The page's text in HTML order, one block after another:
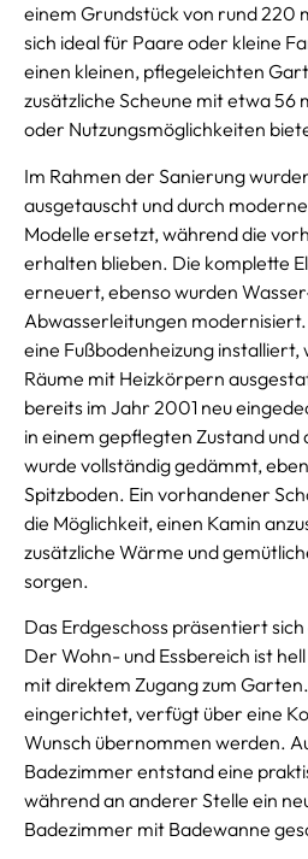
einem Grundstück von rund 220
sich ideal für Paare oder kleine
einen kleinen, pflegeleichten
zusätzliche Scheune mit etwa 56
oder Nutzungsmöglichkeiten
Im Rahmen der Sanierung
ausgetauscht und durch
Modelle ersetzt, während die
erhalten blieben. Die komplette
erneuert, ebenso wurden
Abwasserleitungen
eine Fußbodenheizung
Räume mit Heizkörpern
bereits im Jahr 2001 neu
in einem gepflegten Zustand und
wurde vollständig gedämmt,
Spitzboden. Ein vorhandener
die Möglichkeit, einen Kamin
zusätzliche Wärme und
sorgen.
Das Erdgeschoss präsentiert
Der Wohn- und Essbereich ist
mit direktem Zugang zum
eingerichtet, verfügt über eine
Wunsch übernommen werden.
Badezimmer entstand eine
während an anderer Stelle ein
Badezimmer mit Badewanne